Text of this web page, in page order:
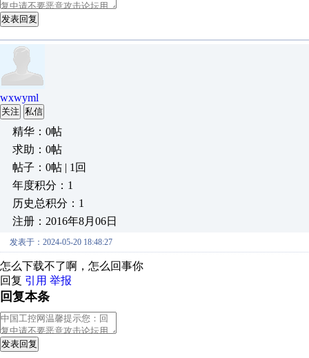
发表回复
wxwyml
关注 私信
精华：0帖
求助：0帖
帖子：0帖 | 1回
年度积分：1
历史总积分：1
注册：2016年8月06日
发表于：2024-05-20 18:48:27
怎么下载不了啊，怎么回事你
回复 引用 举报
回复本条
发表回复